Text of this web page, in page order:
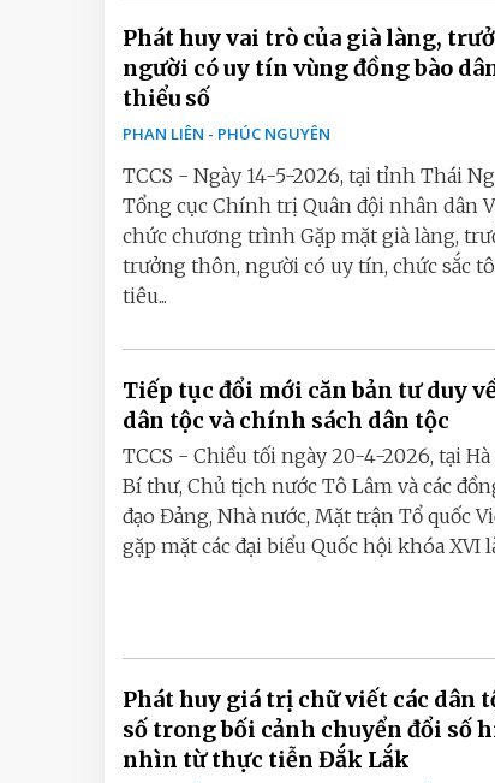
Phát huy vai trò của già làng,
người có uy tín vùng đồng bào
thiểu số
PHAN LIÊN - PHÚC NGUYÊN
TCCS - Ngày 14-5-2026, tại tỉnh Thái
Tổng cục Chính trị Quân đội nhân dân
chức chương trình Gặp mặt già làng,
trưởng thôn, người có uy tín, chức sắc
tiêu...
Tiếp tục đổi mới căn bản tư duy
dân tộc và chính sách dân tộc
TCCS - Chiều tối ngày 20-4-2026, tại
Bí thư, Chủ tịch nước Tô Lâm và các
đạo Đảng, Nhà nước, Mặt trận Tổ quốc
gặp mặt các đại biểu Quốc hội khóa XVI
Phát huy giá trị chữ viết các dân
số trong bối cảnh chuyển đổi số
nhìn từ thực tiễn Đắk Lắk